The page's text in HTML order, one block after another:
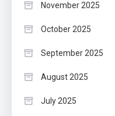
November 2025
October 2025
September 2025
August 2025
July 2025